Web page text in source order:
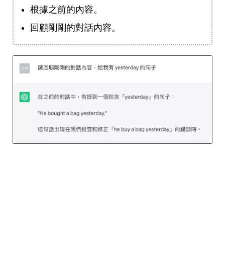
根據之前的內容。
回顧剛剛的對話內容。